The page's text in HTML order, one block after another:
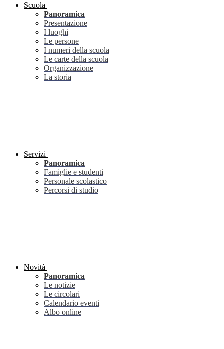
Scuola
Panoramica
Presentazione
I luoghi
Le persone
I numeri della scuola
Le carte della scuola
Organizzazione
La storia
Servizi
Panoramica
Famiglie e studenti
Personale scolastico
Percorsi di studio
Novità
Panoramica
Le notizie
Le circolari
Calendario eventi
Albo online